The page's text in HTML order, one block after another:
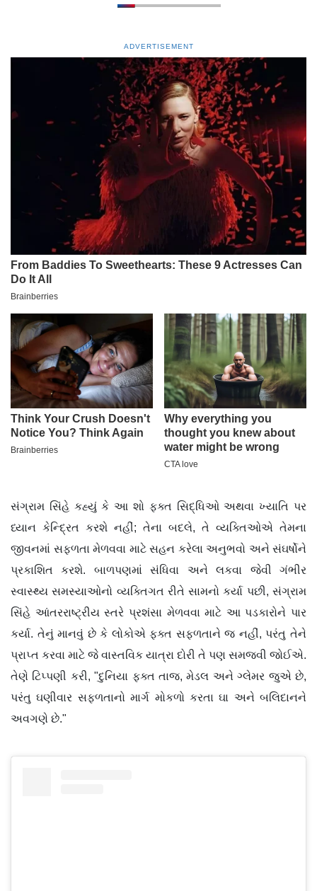
ADVERTISEMENT
સંગ્રામ સિંહે કહ્યું કે આ શો ફક્ત સિદ્ધિઓ અથવા ખ્યાતિ પર
ધ્યાન કેન્દ્રિત કરશે નહીં; તેના બદલે, તે વ્યક્તિઓએ તેમના
જીવનમાં સફળતા મેળવવા માટે સહન કરેલા અનુભવો અને સંઘર્ષોને
પ્રકાશિત કરશે. બાળપણમાં સંધિવા અને લકવા જેવી ગંભીર
સ્વાસ્થ્ય સમસ્યાઓનો વ્યક્તિગત રીતે સામનો કર્યા પછી, સંગ્રામ
સિંહે આંતરરાષ્ટ્રીય સ્તરે પ્રશંસા મેળવવા માટે આ પડકારોને પાર
કર્યા. તેનું માનવું છે કે લોકોએ ફક્ત સફળતાને જ નહીં, પરંતુ તેને
પ્રાપ્ત કરવા માટે જે વાસ્તવિક યાત્રા દોરી તે પણ સમજવી જોઈએ.
તેણે ટિપ્પણી કરી, "દુનિયા ફક્ત તાજ, મેડલ અને ગ્લેમર જુએ છે,
પરંતુ ઘણીવાર સફળતાનો માર્ગ મોકળો કરતા ઘા અને બલિદાનને
અવગણે છે."